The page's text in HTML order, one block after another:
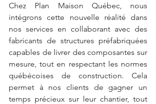
Chez Plan Maison Québec, nous
intégrons cette nouvelle réalité dans
nos services en collaborant avec des
fabricants de structures préfabriquées
capables de livrer des composantes sur
mesure, tout en respectant les normes
québécoises de construction. Cela
permet à nos clients de gagner un
temps précieux sur leur chantier, tout